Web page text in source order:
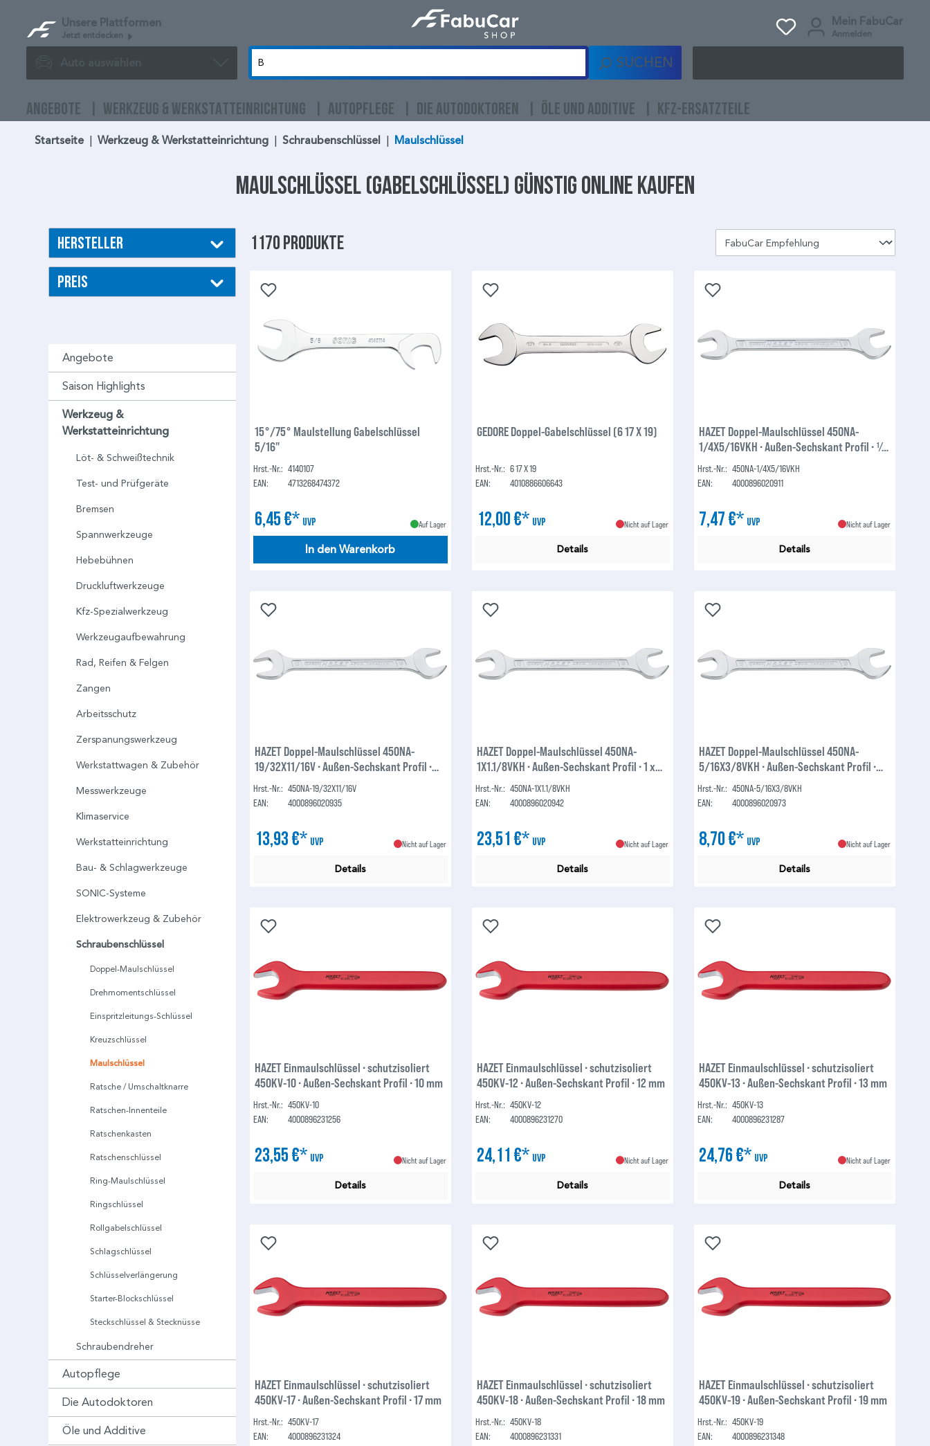
Unsere Plattformen
Jetzt entdecken
Mein FabuCar
Anmelden
Auto auswählen SUCHEN
ANGEBOTE WERKZEUG & WERKSTATTEINRICHTUNG AUTOPFLEGE DIE AUTODOKTOREN ÖLE UND ADDITIVE KFZ-ERSATZTEILE
Startseite Werkzeug & Werkstatteinrichtung Schraubenschlüssel Maulschlüssel
Maulschlüssel (Gabelschlüssel) günstig online kaufen
Hersteller
Preis
Angebote
Saison Highlights
Werkzeug &
Werkstatteinrichtung
Löt- & Schweißtechnik
Test- und Prüfgeräte
Bremsen
Spannwerkzeuge
Hebebühnen
Druckluftwerkzeuge
Kfz-Spezialwerkzeug
Werkzeugaufbewahrung
Rad, Reifen & Felgen
Zangen
Arbeitsschutz
Zerspanungswerkzeug
Werkstattwagen & Zubehör
Messwerkzeuge
Klimaservice
Werkstatteinrichtung
Bau- & Schlagwerkzeuge
SONIC-Systeme
Elektrowerkzeug & Zubehör
Schraubenschlüssel
Doppel-Maulschlüssel
Drehmomentschlüssel
Einspritzleitungs-Schlüssel
Kreuzschlüssel
Maulschlüssel
Ratsche / Umschaltknarre
Ratschen-Innenteile
Ratschenkasten
Ratschenschlüssel
Ring-Maulschlüssel
Ringschlüssel
Rollgabelschlüssel
Schlagschlüssel
Schlüsselverlängerung
Starter-Blockschlüssel
Steckschlüssel & Stecknüsse
Schraubendreher
Autopflege
Die Autodoktoren
Öle und Additive
1170 Produkte
15°/75° Maulstellung Gabelschlüssel
5/16"
Hrst.-Nr.: 4140107
EAN:
4713268474372
6,45 €* UVP Auf Lager
In den Warenkorb
GEDORE Doppel-Gabelschlüssel (6 17 X 19)
Hrst.-Nr.: 6 17 X 19
EAN:
4010886606643
12,00 €* UVP Nicht auf Lager
Details
HAZET Doppel-Maulschlüssel 450NA-
1/4X5/16VKH ∙ Außen-Sechskant Profil ∙ 1⁄4
x 5⁄16 ″
Hrst.-Nr.: 450NA-1/4X5/16VKH
EAN:
4000896020911
7,47 €* UVP Nicht auf Lager
Details
HAZET Doppel-Maulschlüssel 450NA-
19/32X11/16V ∙ Außen-Sechskant Profil ∙
19⁄32 x 11⁄16 ″
Hrst.-Nr.: 450NA-19/32X11/16V
EAN:
4000896020935
13,93 €* UVP Nicht auf Lager
Details
HAZET Doppel-Maulschlüssel 450NA-
1X1.1/8VKH ∙ Außen-Sechskant Profil ∙ 1 x
1.1⁄8 ″
Hrst.-Nr.: 450NA-1X1.1/8VKH
EAN:
4000896020942
23,51 €* UVP Nicht auf Lager
Details
HAZET Doppel-Maulschlüssel 450NA-
5/16X3/8VKH ∙ Außen-Sechskant Profil ∙
5⁄16 x 3⁄8 ″
Hrst.-Nr.: 450NA-5/16X3/8VKH
EAN:
4000896020973
8,70 €* UVP Nicht auf Lager
Details
HAZET Einmaulschlüssel ∙ schutzisoliert
450KV-10 ∙ Außen-Sechskant Profil ∙ 10 mm
Hrst.-Nr.: 450KV-10
EAN:
4000896231256
23,55 €* UVP Nicht auf Lager
Details
HAZET Einmaulschlüssel ∙ schutzisoliert
450KV-12 ∙ Außen-Sechskant Profil ∙ 12 mm
Hrst.-Nr.: 450KV-12
EAN:
4000896231270
24,11 €* UVP Nicht auf Lager
Details
HAZET Einmaulschlüssel ∙ schutzisoliert
450KV-13 ∙ Außen-Sechskant Profil ∙ 13 mm
Hrst.-Nr.: 450KV-13
EAN:
4000896231287
24,76 €* UVP Nicht auf Lager
Details
HAZET Einmaulschlüssel ∙ schutzisoliert
450KV-17 ∙ Außen-Sechskant Profil ∙ 17 mm
Hrst.-Nr.: 450KV-17
EAN:
4000896231324
HAZET Einmaulschlüssel ∙ schutzisoliert
450KV-18 ∙ Außen-Sechskant Profil ∙ 18 mm
Hrst.-Nr.: 450KV-18
EAN:
4000896231331
HAZET Einmaulschlüssel ∙ schutzisoliert
450KV-19 ∙ Außen-Sechskant Profil ∙ 19 mm
Hrst.-Nr.: 450KV-19
EAN:
4000896231348